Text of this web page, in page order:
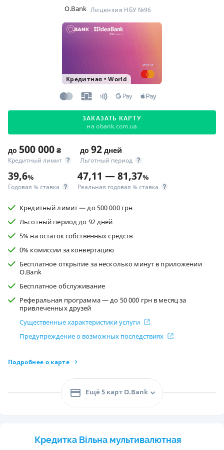
O.Bank Лицензия НБУ №96
Кредитная •World
ЗАКАЗАТЬ КАРТУ
на obank.com.ua
до 500 000 ₴
Кредитный лимит
до 92 дней
Льготный период
39,6%
Годовая % ставка
47,11 — 81,37%
Реальная годовая % ставка
Кредитный лимит — до 500 000 грн
Льготный период до 92 дней
5% на остаток собственных средств
0% комиссии за конвертацию
Бесплатное открытие за несколько минут в приложении
O.Bank
Бесплатное обслуживание
Реферальная программа — до 50 000 грн в месяц за
привлеченных друзей
Существенные характеристики услуги
Предупреждение о возможных последствиях
Подробнее о карте
Ещё 5 карт O.Bank
Кредитка Вільна мультивалютная